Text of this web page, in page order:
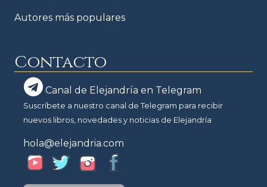
Autores más populares
Contacto
Canal de Elejandría en Telegram
Suscríbete a nuestro canal de Telegram para recibir
nuevos libros, novedades y noticias de Elejandría
hola@elejandria.com